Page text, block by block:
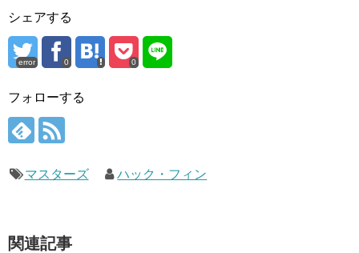
シェアする
error 0 0
フォローする
マスターズ ハック・フィン
関連記事